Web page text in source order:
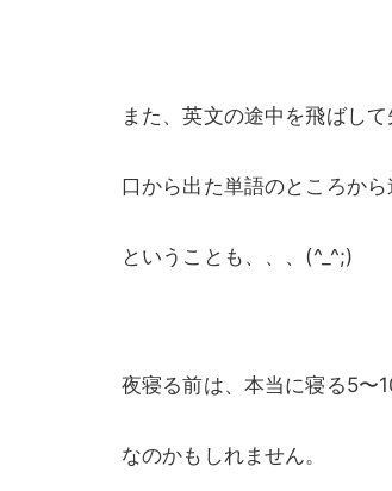
また、英文の途中を飛ばし
口から出た単語のところか
ということも、、、(^_^;)
夜寝る前は、本当に寝る5〜
なのかもしれません。